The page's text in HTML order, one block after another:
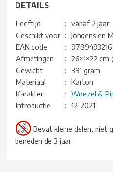
DETAILS
Leeftijd :
vanaf 2 jaar
Geschikt voor
:
Jongens en
EAN code
:
Afmetingen
:
26×1×22 cm
Gewicht
:
391 gram
Materiaal
:
Karton
Karakter
:
Woezel &
Introductie
: 12-2021
Bevat kleine delen, niet
beneden de 3 jaar